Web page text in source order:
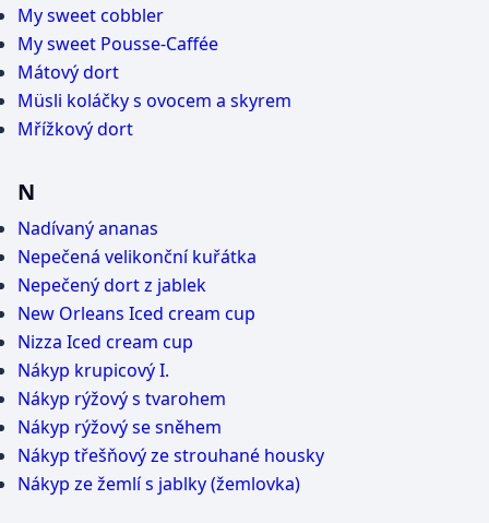
My sweet cobbler
My sweet Pousse-Caffée
Mátový dort
Müsli koláčky s ovocem a skyrem
Mřížkový dort
N
Nadívaný ananas
Nepečená velikonční kuřátka
Nepečený dort z jablek
New Orleans Iced cream cup
Nizza Iced cream cup
Nákyp krupicový I.
Nákyp rýžový s tvarohem
Nákyp rýžový se sněhem
Nákyp třešňový ze strouhané housky
Nákyp ze žemlí s jablky (žemlovka)